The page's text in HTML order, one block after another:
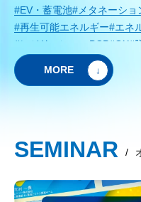
#EV・蓄電池#メタネーショ
#再生可能エネルギー#エネ
#レジリエンス・BCP#GX#
#次世代エネルギー#ZEB
MORE
SEMINAR /